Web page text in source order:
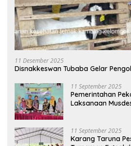
11 Desember 2025
Disnakkeswan Tubaba Gelar
11 September 2025
Pemerintahan
Laksanaan
11 September 2025
Karang Taruna